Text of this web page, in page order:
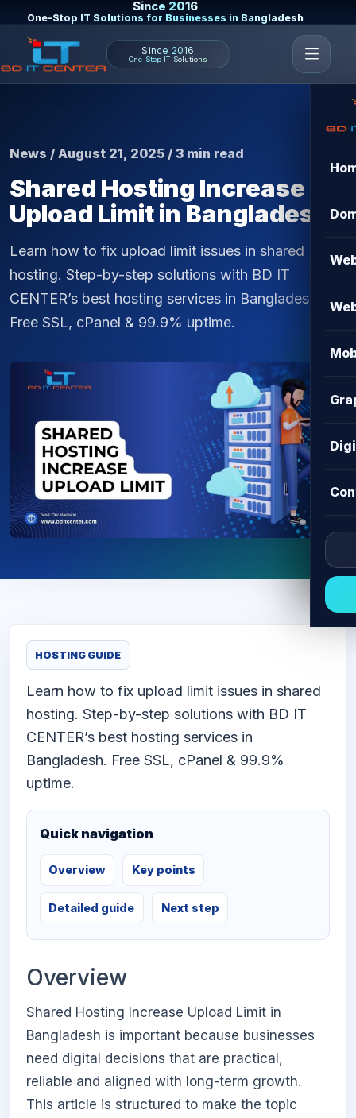
Since 2016
One-Stop IT Solutions for Businesses in Bangladesh
Since 2016
One-Stop IT Solutions
News / August 21, 2025 / 3 min read
Shared Hosting Increase
Upload Limit in Bangladesh
Learn how to fix upload limit issues in shared
hosting. Step-by-step solutions with BD IT
CENTER’s best hosting services in Bangladesh.
Free SSL, cPanel & 99.9% uptime.
HOSTING GUIDE
Learn how to fix upload limit issues in shared
hosting. Step-by-step solutions with BD IT
CENTER’s best hosting services in
Bangladesh. Free SSL, cPanel & 99.9%
uptime.
Quick navigation
Overview Key points
Detailed guide Next step
Overview
Shared Hosting Increase Upload Limit in
Bangladesh is important because businesses
need digital decisions that are practical,
reliable and aligned with long-term growth.
This article is structured to make the topic